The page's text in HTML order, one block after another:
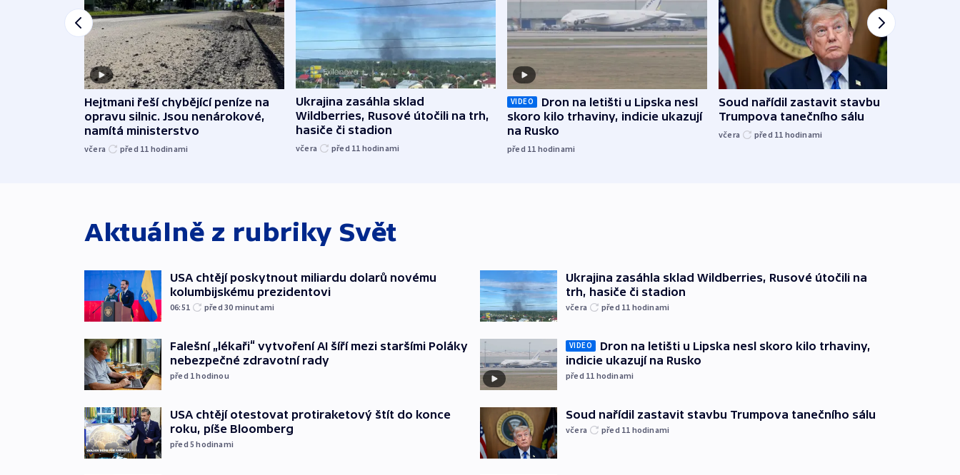
Hejtmani řeší chybějící peníze na
opravu silnic. Jsou nenárokové,
namítá ministerstvo
včera před 11 hodinami
Ukrajina zasáhla sklad
Wildberries, Rusové útočili na trh,
hasiče či stadion
včera před 11 hodinami
VIDEO
Dron na letišti u Lipska nesl
skoro kilo trhaviny, indicie ukazují
na Rusko
před 11 hodinami
Soud nařídil zastavit stavbu
Trumpova tanečního sálu
včera před 11 hodinami
Aktuálně z rubriky Svět
USA chtějí poskytnout miliardu dolarů novému
kolumbijskému prezidentovi
06:51 před 30 minutami
Falešní „lékaři“ vytvoření AI šíří mezi staršími Poláky
nebezpečné zdravotní rady
před 1hodinou
USA chtějí otestovat protiraketový štít do konce
roku, píše Bloomberg
před 5hodinami
Ukrajina zasáhla sklad Wildberries, Rusové útočili na
trh, hasiče či stadion
včera před 11 hodinami
VIDEO
Dron na letišti u Lipska nesl skoro kilo trhaviny,
indicie ukazují na Rusko
před 11 hodinami
Soud nařídil zastavit stavbu Trumpova tanečního sálu
včera před 11 hodinami